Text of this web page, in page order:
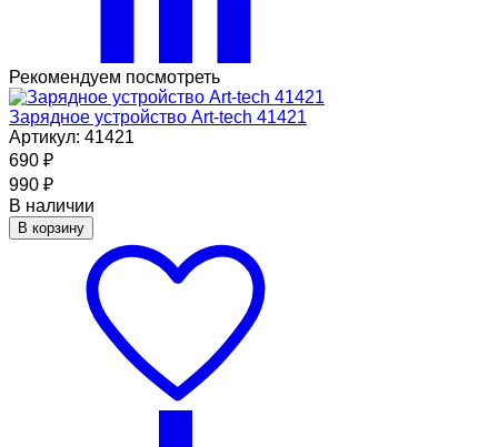
Рекомендуем посмотреть
Зарядное устройство Art-tech 41421
Артикул: 41421
690 ₽
990 ₽
В наличии
В корзину